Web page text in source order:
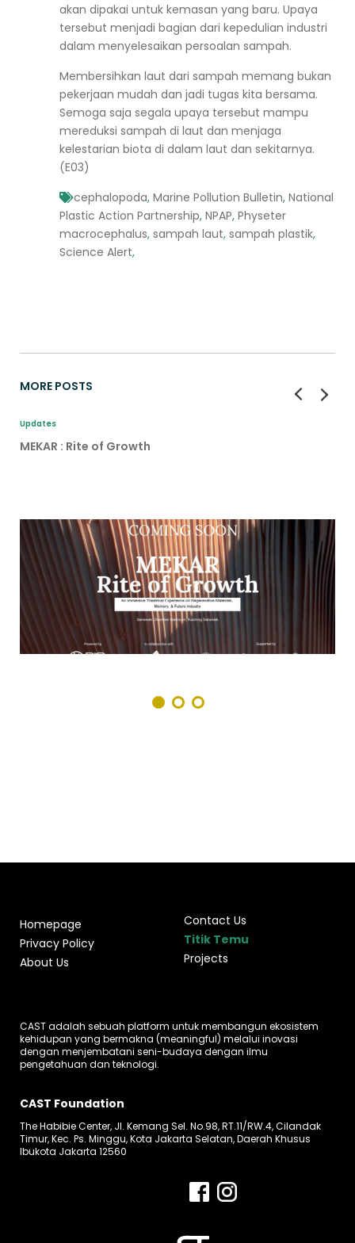
akan dipakai untuk kemasan yang baru. Upaya
tersebut menjadi bagian dari kepedulian industri
dalam menyelesaikan persoalan sampah.
Membersihkan laut dari sampah memang bukan
pekerjaan mudah dan jadi tugas kita bersama.
Semoga saja segala upaya tersebut mampu
mereduksi sampah di laut dan menjaga
kelestarian biota di dalam laut dan sekitarnya.
(E03)
cephalopoda, Marine Pollution Bulletin, National
Plastic Action Partnership, NPAP, Physeter
macrocephalus, sampah laut, sampah plastik,
Science Alert,
MORE POSTS
Updates
MEKAR : Rite of Growth
Homepage
Privacy Policy
About Us
Contact Us
Titik Temu
Projects
CAST adalah sebuah platform untuk membangun ekosistem
kehidupan yang bermakna (meaningful) melalui inovasi
dengan menjembatani seni-budaya dengan ilmu
pengetahuan dan teknologi.
CAST Foundation
The Habibie Center, Jl. Kemang Sel. No.98, RT.11/RW.4, Cilandak
Timur, Kec. Ps. Minggu, Kota Jakarta Selatan, Daerah Khusus
Ibukota Jakarta 12560